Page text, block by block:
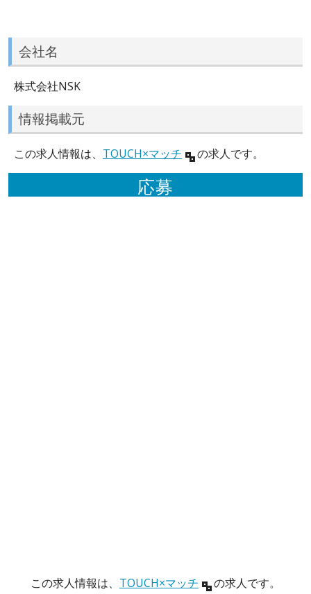
会社名
株式会社NSK
情報掲載元
この求人情報は、 TOUCH×マッチ の求人です。
応募
この求人情報は、 TOUCH×マッチ の求人です。